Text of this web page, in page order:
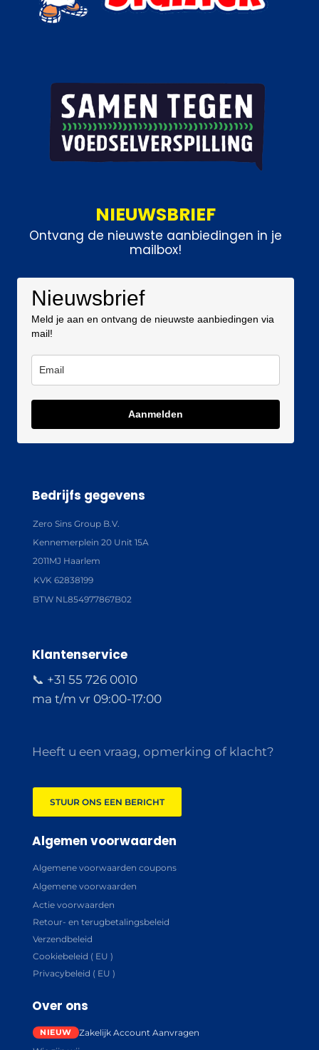
NIEUWSBRIEF
Ontvang de nieuwste aanbiedingen in je
mailbox!
Nieuwsbrief
Meld je aan en ontvang de nieuwste aanbiedingen via
mail!
Aanmelden
Bedrijfs gegevens
Zero Sins Group B.V.
Kennemerplein 20 Unit 15A
2011MJ Haarlem
KVK 62838199
BTW NL854977867B02
Klantenservice
📞 +31 55 726 0010
ma t/m vr 09:00-17:00
Heeft u een vraag, opmerking of klacht?
STUUR ONS EEN BERICHT
Algemen voorwaarden
Algemene voorwaarden coupons
Algemene voorwaarden
Actie voorwaarden
Retour- en terugbetalingsbeleid
Verzendbeleid
Cookiebeleid ( EU )
Privacybeleid ( EU )
Over ons
Zakelijk Account Aanvragen